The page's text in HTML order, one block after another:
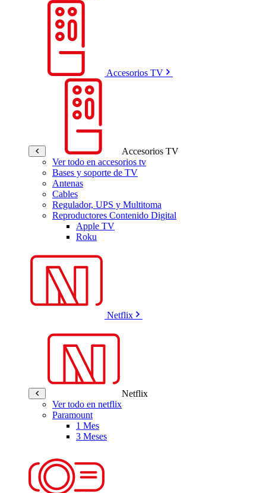
Accesorios TV
Accesorios TV
Ver todo en accesorios tv
Bases y soporte de TV
Antenas
Cables
Regulador, UPS y Multitoma
Reproductores Contenido Digital
Apple TV
Roku
Netflix
Netflix
Ver todo en netflix
Paramount
1 Mes
3 Meses